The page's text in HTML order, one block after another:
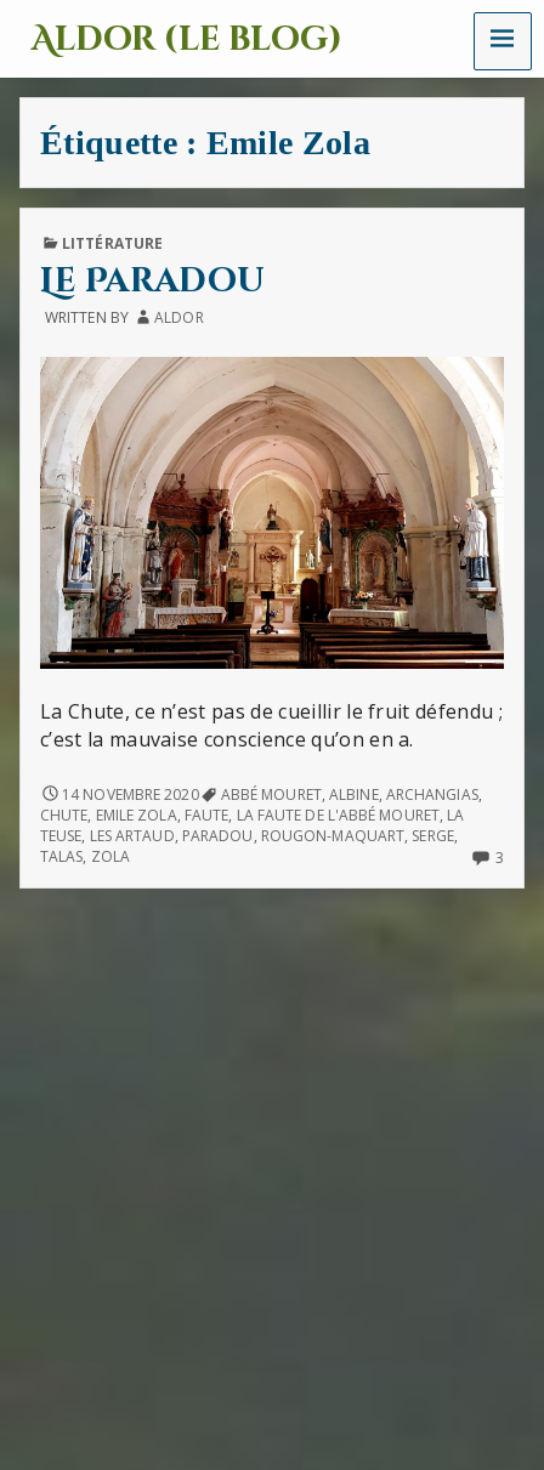
Aldor (le blog)
Un
site
avec
des
des
images
et
sons
MENU
Étiquette : Emile Zola
PUBLISHED
LITTÉRATURE
Le Paradou
WRITTEN BY ALDOR
La Chute, ce n’est pas de cueillir le fruit défendu ;
c’est la mauvaise conscience qu’on en a.
LE
PARADOU
14 NOVEMBRE 2020 ABBÉ MOURET,ALBINE, ARCHANGIAS,
CHUTE, EMILE ZOLA, FAUTE, LA FAUTE DE L'ABBÉ MOURET, LA
TEUSE, LES ARTAUD, PARADOU, ROUGON-MAQUART, SERGE,
TALAS, ZOLA 3